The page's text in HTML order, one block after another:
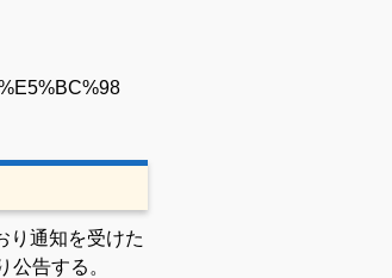
り通知を受けた
告する。